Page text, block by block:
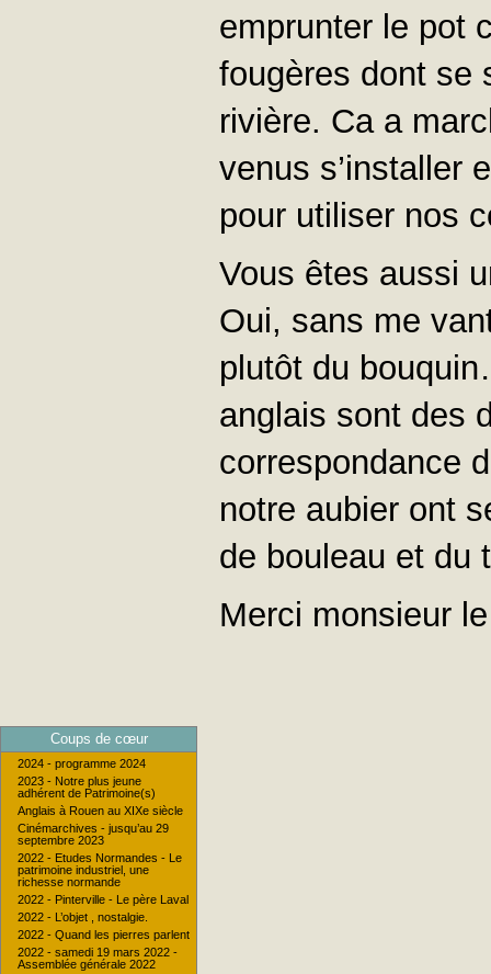
emprunter le pot
fougères dont se
rivière. Ca a
venus s’installer
pour utiliser nos
Vous êtes aussi
Oui, sans me
plutôt du
anglais sont des
correspondance
notre aubier ont
de bouleau et du
Merci monsieur
Coups de cœur
2024 - programme 2024
2023 - Notre plus jeune
adhérent de Patrimoine(s)
Anglais à Rouen au XIXe siècle
Cinémarchives - jusqu’au 29
septembre 2023
2022 - Etudes Normandes - Le
patrimoine industriel, une
richesse normande
2022 - Pinterville - Le père Laval
2022 - L’objet , nostalgie.
2022 - Quand les pierres parlent
2022 - samedi 19 mars 2022 -
Assemblée générale 2022